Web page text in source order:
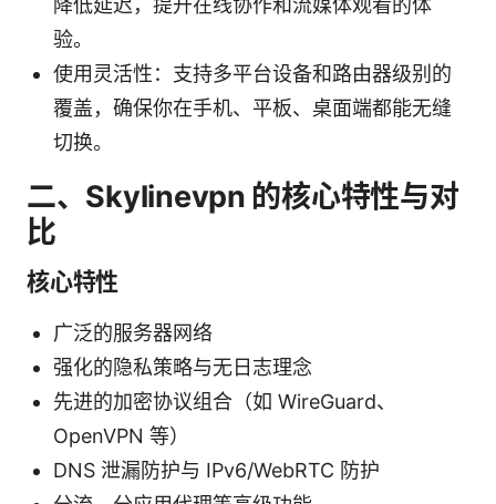
验。
使用灵活性：支持多平台设备和路由器级别的
覆盖，确保你在手机、平板、桌面端都能无缝
切换。
二、Skylinevpn 的核心特性与对
比
核心特性
广泛的服务器网络
强化的隐私策略与无日志理念
先进的加密协议组合（如 WireGuard、
OpenVPN 等）
DNS 泄漏防护与 IPv6/WebRTC 防护